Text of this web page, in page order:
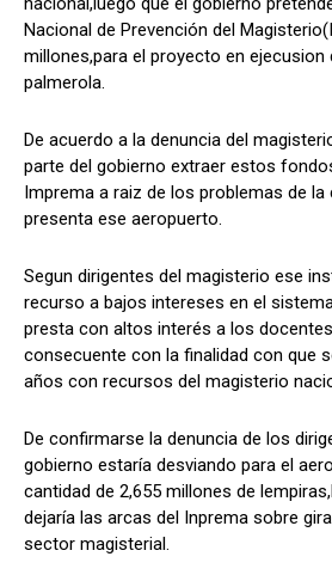
Nacional de Prevención del
millones,para el proyecto en ejecusion
palmerola.
De acuerdo a la denuncia del
parte del gobierno extraer estos
Imprema a raiz de los problemas de
presenta ese aeropuerto.
Segun dirigentes del magisterio ese
recurso a bajos intereses en el
presta con altos interés a los
consecuente con la finalidad con que
años con recursos del magisterio
De confirmarse la denuncia de los
gobierno estaría desviando para el
cantidad de 2,655 millones de
dejaría las arcas del Inprema sobre
sector magisterial.